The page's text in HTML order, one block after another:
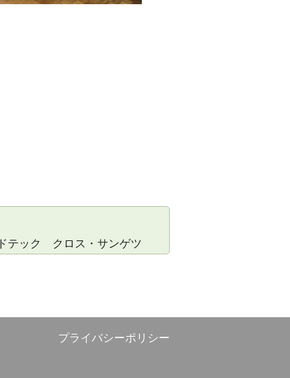
テック クロス・サンゲツ
プライバシーポリシー